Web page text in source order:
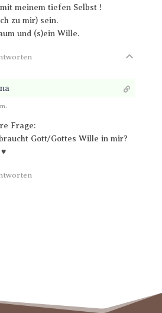
meinem tiefen Selbst !
zu mir) sein.
und (s)ein Wille.
Frage:
Gott/Gottes Wille in mir?